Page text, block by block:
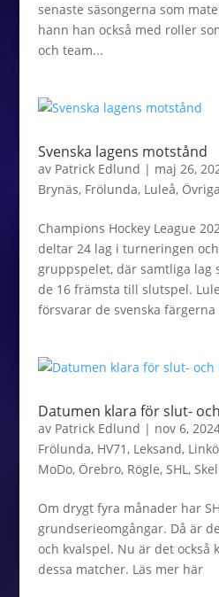
senaste säsongerna som
hann han också med roller
och team...
Svenska lagens motstånd
av Patrick Edlund | maj 26,
Brynäs, Frölunda, Luleå,
Champions Hockey League
deltar 24 lag i turneringen
gruppspelet, där samtliga lag
de 16 främsta till slutspel.
försvarar de svenska
Datumen klara för slut-
av Patrick Edlund | nov 6,
Frölunda, HV71, Leksand,
MoDo, Örebro, Rögle, SHL,
Om drygt fyra månader har
grundserieomgångar. Då är
och kvalspel. Nu är det
dessa matcher. Läs mer här